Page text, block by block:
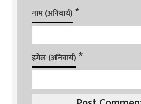
नाम (अनिवार्य) *
इमेल (अनिवार्य) *